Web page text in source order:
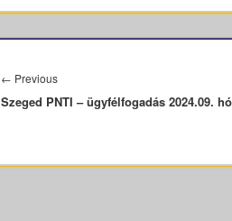
navigáció
← PreviousPrevious
post:
Szeged PNTI – ügyfélfogadás 2024.09.